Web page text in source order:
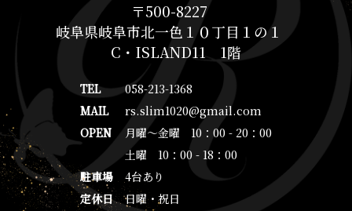
〒500-8227
岐阜県岐阜市北一色１０丁目１の１
C・ISLAND11 1階
TEL
058-213-1368
MAIL
rs.slim1020@gmail.com
OPEN
月曜～金曜 10：00 - 20：00
土曜 10：00 - 18：00
駐車場
4台あり
定休日
日曜・祝日